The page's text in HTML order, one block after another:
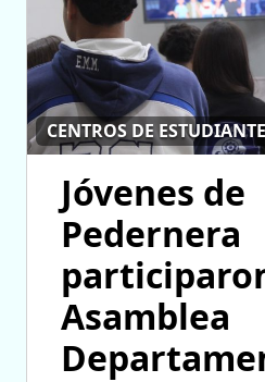
CENTROS DE
Jóvenes de
Pedernera
Asamblea